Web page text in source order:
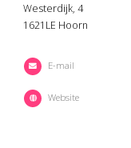
Westerdijk, 4
1621LE Hoorn
E-mail
Website